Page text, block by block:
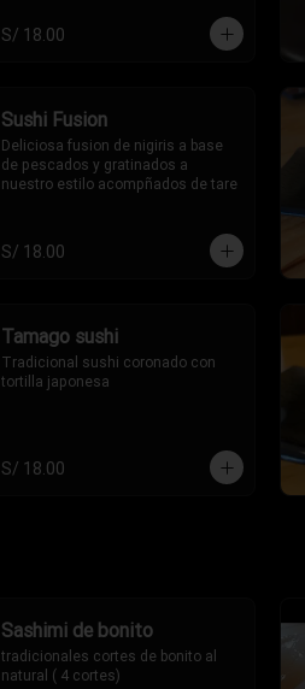
S/ 18.00
Sushi Fusion
Deliciosa fusion de nigiris a base
de pescados y gratinados a
nuestro estilo acompñados de tare
S/ 18.00
Tamago sushi
Tradicional sushi coronado con
tortilla japonesa
S/ 18.00
Sashimi de bonito
tradicionales cortes de bonito al
natural ( 4 cortes)